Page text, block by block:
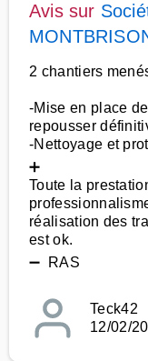
Avis sur
2 chantiers
-Mise en place
repousser
-Nettoyage et
➕
Toute la
réalisation des
est ok.
➖ RAS
Teck42
12/02/